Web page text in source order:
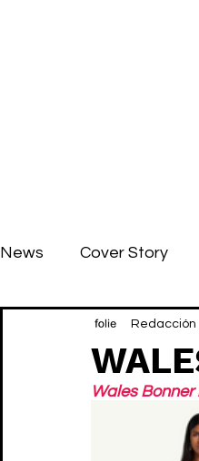
News Cover Story
Redacción
Wales